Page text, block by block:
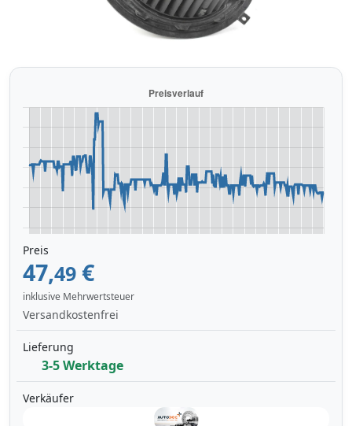
Preis
47,49 €
inklusive Mehrwertsteuer
Versandkostenfrei
Lieferung
3-5 Werktage
Verkäufer